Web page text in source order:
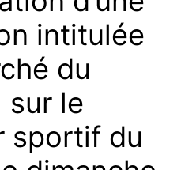
intitulée
du
sur le
sportif du